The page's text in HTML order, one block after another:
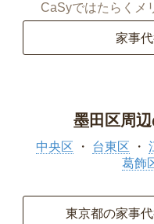
CaSyではたらくメ
家事
墨田区周
中央区 台東区
葛飾
東京都の家事